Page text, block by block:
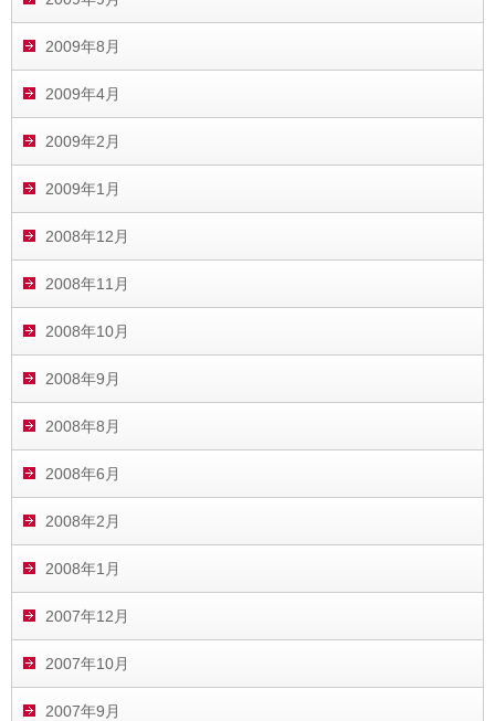
2009年8月
2009年4月
2009年2月
2009年1月
2008年12月
2008年11月
2008年10月
2008年9月
2008年8月
2008年6月
2008年2月
2008年1月
2007年12月
2007年10月
2007年9月